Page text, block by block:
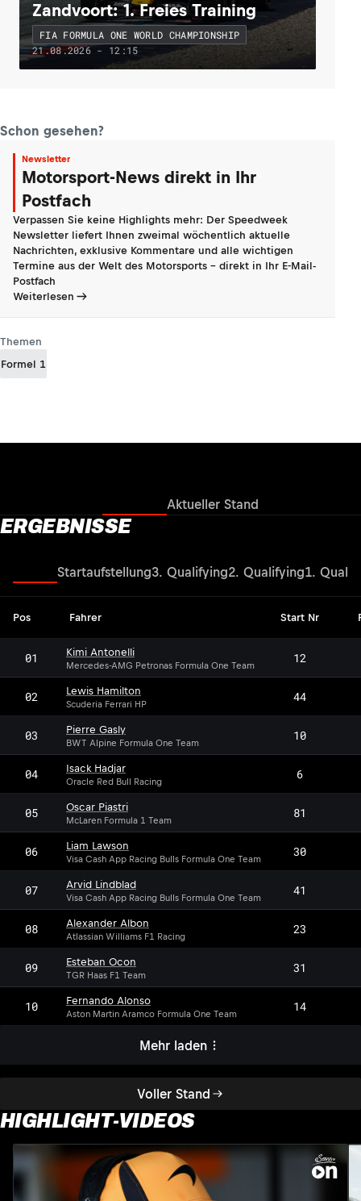
Zandvoort: 1. Freies Training
FIA FORMULA ONE WORLD CHAMPIONSHIP
21.08.2026 - 12:15
Schon gesehen?
Newsletter
Motorsport-News direkt in Ihr
Postfach
Verpassen Sie keine Highlights mehr: Der Speedweek
Newsletter liefert Ihnen zweimal wöchentlich aktuelle
Nachrichten, exklusive Kommentare und alle wichtigen
Termine aus der Welt des Motorsports - direkt in Ihr E-Mail-
Postfach
Weiterlesen
Themen
Formel 1
Aktueller Stand
ERGEBNISSE
Voller Stand
Startaufstellung3. Qualifying2. Qualifying1.
Pos Fahrer Start Nr
01 Kimi Antonelli
Mercedes-AMG Petronas Formula One Team 12
02 Lewis Hamilton
Scuderia Ferrari HP 44
03 Pierre Gasly
BWT Alpine Formula One Team 10
04 Isack Hadjar
Oracle Red Bull Racing 6
05 Oscar Piastri
McLaren Formula 1 Team 81
06 Liam Lawson
Visa Cash App Racing Bulls Formula One Team 30
07 Arvid Lindblad
Visa Cash App Racing Bulls Formula One Team 41
08 Alexander Albon
Atlassian Williams F1 Racing 23
09 Esteban Ocon
TGR Haas F1 Team 31
10 Fernando Alonso
Aston Martin Aramco Formula One Team 14
Mehr laden
HIGHLIGHT-VIDEOS